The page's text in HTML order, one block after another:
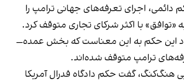
دائمی، اجرای تعرفه‌های جهانی ترامپ را
«توافق» با اکثر شرکای تجاری متوقف کرد.
این حکم به این معناست که بخش عمده‌—
ترامپ متوقف شده‌اند.
هنگ‌کنگ، گفت حکم دادگاه فدرال آمریکا